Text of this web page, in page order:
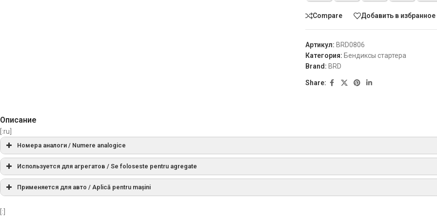
Compare Добавить в избранное
Артикул: BRD0806
Категория: Бендиксы стартера
Brand: BRD
Share:
Описание
[:ru]
Номера аналоги / Numere analogice
AS SD5020, SD5040
Cargo 136722
Используется для агрегатов / Se foloseste pentru agregate
Применяется для авто / Aplică pentru mașini
[:]